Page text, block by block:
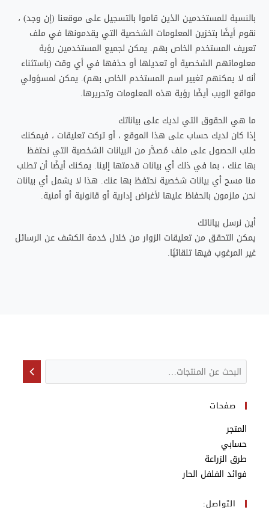
بالنسبة للمستخدمين الذين قاموا بالتسجيل على موقعنا (إن وجد) ،
نقوم أيضًا بتخزين المعلومات الشخصية التي يقدمونها في ملف
تعريف المستخدم الخاص بهم. يمكن لجميع المستخدمين رؤية
معلوماتهم الشخصية أو تعديلها أو حذفها في أي وقت (باستثناء
أنه لا يمكنهم تغيير اسم المستخدم الخاص بهم). يمكن لمسؤولي
مواقع الويب أيضًا رؤية هذه المعلومات وتحريرها.
ما هي الحقوق التي لديك على بياناتك
إذا كان لديك حساب على هذا الموقع ، أو تركت تعليقات ، فيمكنك
طلب الحصول على ملف مُصدَّر من البيانات الشخصية التي نحتفظ
بها عنك ، بما في ذلك أي بيانات قدمتها إلينا. يمكنك أيضًا أن تطلب
منا مسح أي بيانات شخصية نحتفظ بها عنك. هذا لا يشمل أي بيانات
نحن ملزمون بالحفاظ عليها لأغراض إدارية أو قانونية أو أمنية.
أين نرسل بياناتك
يمكن التحقق من تعليقات الزوار من خلال خدمة الكشف عن الرسائل
غير المرغوب فيها تلقائيًا.
صفحات
المتجر
حسابي
طرق الزراعة
فوائد الفلفل الحار
التواصل: